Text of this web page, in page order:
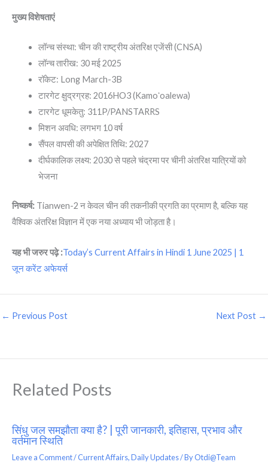
मुख्य विशेषताएं
लॉन्च संस्था: चीन की राष्ट्रीय अंतरिक्ष एजेंसी (CNSA)
लॉन्च तारीख: 30 मई 2025
रॉकेट: Long March-3B
टारगेट क्षुद्रग्रह: 2016HO3 (Kamoʻoalewa)
टारगेट धूमकेतु: 311P/PANSTARRS
मिशन अवधि: लगभग 10 वर्ष
सैंपल वापसी की अपेक्षित तिथि: 2027
दीर्घकालिक लक्ष्य: 2030 से पहले चंद्रमा पर चीनी अंतरिक्ष यात्रियों को
भेजना
निष्कर्ष: Tianwen-2 न केवल चीन की तकनीकी प्रगति का प्रमाण है, बल्कि यह
वैश्विक अंतरिक्ष विज्ञान में एक नया अध्याय भी जोड़ता है।
यह भी जरुर पढ़े :Today’s Current Affairs in Hindi 1 June 2025 | 1
जून करेंट अफेयर्स
← Previous Post Next Post →
Related Posts
सिंधु जल समझौता क्या है? | पूरी जानकारी, इतिहास, प्रभाव और
वर्तमान स्थिति
Leave a Comment/Current Affairs,Daily Updates/ ByOtdi@Team